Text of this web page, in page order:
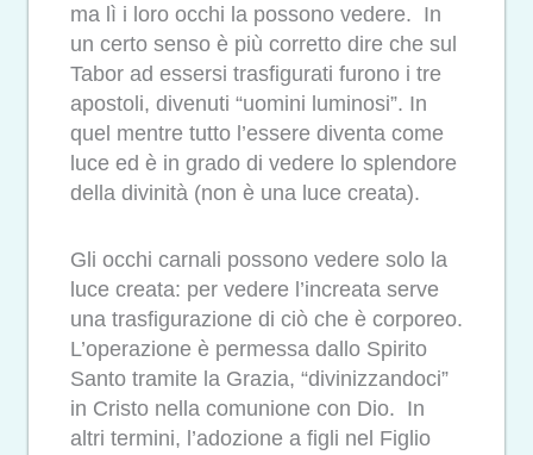
ma lì i loro occhi la possono vedere. In
un certo senso è più corretto dire che sul
Tabor ad essersi trasfigurati furono i tre
apostoli, divenuti “uomini luminosi”. In
quel mentre tutto l’essere diventa come
luce ed è in grado di vedere lo splendore
della divinità (non è una luce creata).
Gli occhi carnali possono vedere solo la
luce creata: per vedere l’increata serve
una trasfigurazione di ciò che è corporeo.
L’operazione è permessa dallo Spirito
Santo tramite la Grazia, “divinizzandoci”
in Cristo nella comunione con Dio. In
altri termini, l’adozione a figli nel Figlio